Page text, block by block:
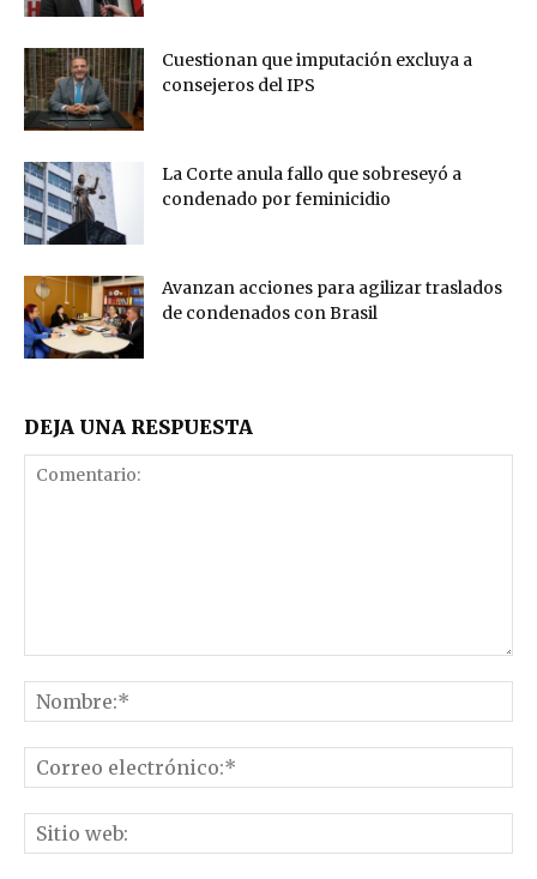
Cuestionan que imputación excluya a
consejeros del IPS
La Corte anula fallo que sobreseyó a
condenado por feminicidio
Avanzan acciones para agilizar traslados
de condenados con Brasil
DEJA UNA RESPUESTA